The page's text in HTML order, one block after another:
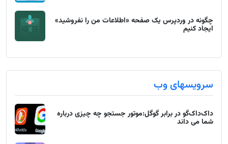
چگونه در وردپرس یک صفحه «اطلاعات من را نفروشید»
ایجاد کنیم
سرویسهای وب
داک‌داک‌گو در برابر گوگل:موتور جستجو چه چیزی درباره
شما می داند